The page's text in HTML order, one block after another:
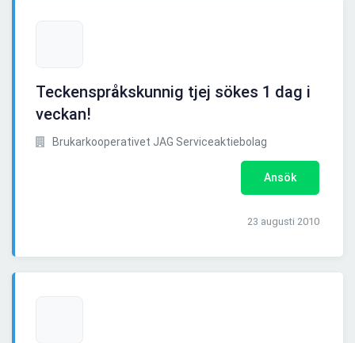
Teckenspråkskunnig tjej sökes 1 dag i
veckan!
Brukarkooperativet JAG Serviceaktiebolag
Ansök
23 augusti 2010